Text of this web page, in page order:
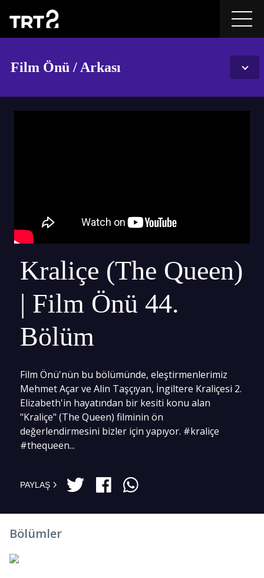
Film Önü / Arkası
Kraliçe (The Queen)
| Film Önü 44.
Bölüm
Film Önü'nün bu bölümünde, eleştirmenlerimiz
Mehmet Açar ve Alin Taşçıyan, İngiltere Kraliçesi 2.
Elizabeth'in hayatından bir kesiti konu alan
"Kraliçe" (The Queen) filminin ön
değerlendirmesini bizler için yapıyor. #kraliçe
#thequeen...
PAYLAŞ
Bölümler